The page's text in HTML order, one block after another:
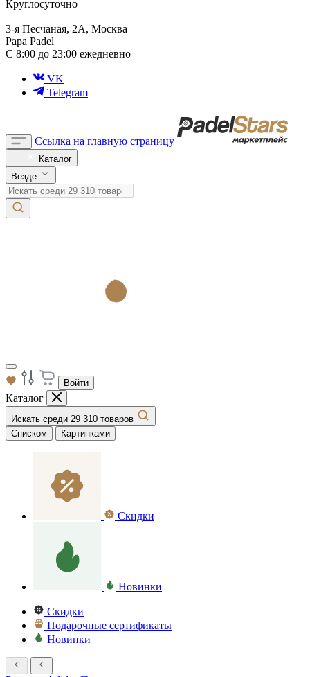
Круглосуточно
3-я Песчаная, 2А, Москва
Papa Padel
С 8:00 до 23:00 ежедневно
VK
Telegram
Ссылка на главную страницу
Каталог
Везде
Войти
Каталог
Искать среди 29 310 товаров
Списком
Картинками
Скидки
Новинки
Скидки
Подарочные сертификаты
Новинки